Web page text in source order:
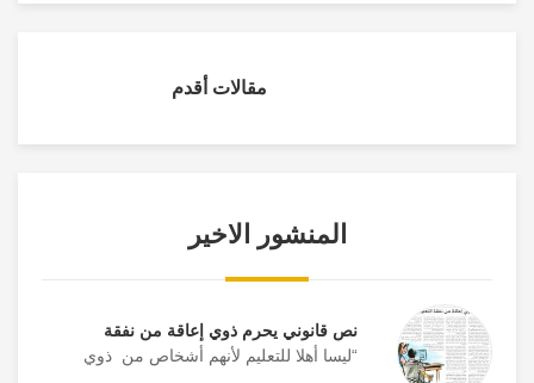
اربد
مركز صحي الرمثا الشامل
الرمثا
مستشفى السلط القديم
مستشفى الأميرة هيا
عجلون 5
مقالات أقدم
المنشور الاخير
نص قانوني يحرم ذوي إعاقة من نفقة
“ليسا أهلا للتعليم لأنهم أشخاص من ذوي